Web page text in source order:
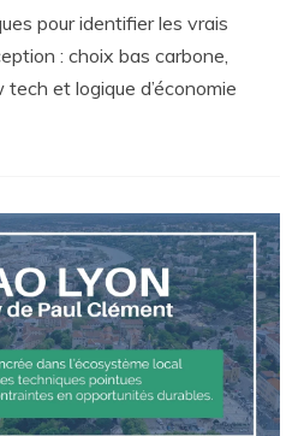
pour identifier les vrais
: choix bas carbone,
et logique d’économie